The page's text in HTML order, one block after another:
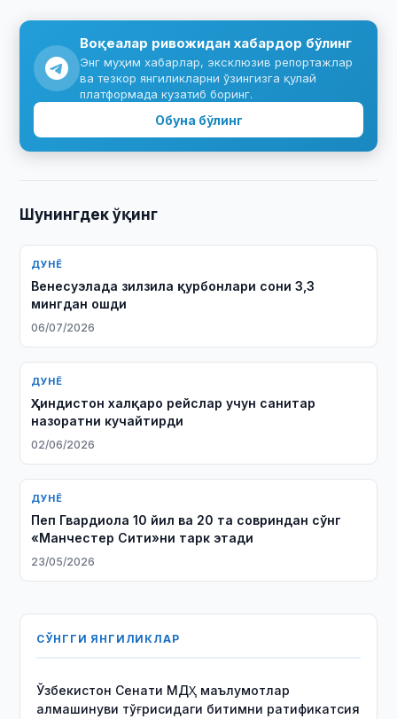
Воқеалар ривожидан хабардор бўлинг
Энг муҳим хабарлар, эксклюзив репортажлар
ва тезкор янгиликларни ўзингизга қулай
платформада кузатиб боринг.
Обуна бўлинг
Шунингдек ўқинг
ДУНЁ
Венесуэлада зилзила қурбонлари сони 3,3
мингдан ошди
06/07/2026
ДУНЁ
Ҳиндистон халқаро рейслар учун санитар
назоратни кучайтирди
02/06/2026
ДУНЁ
Пеп Гвардиола 10 йил ва 20 та совриндан сўнг
«Манчестер Сити»ни тарк этади
23/05/2026
СЎНГГИ ЯНГИЛИКЛАР
Ўзбекистон Сенати МДҲ маълумотлар
алмашинуви тўғрисидаги битимни ратификатсия